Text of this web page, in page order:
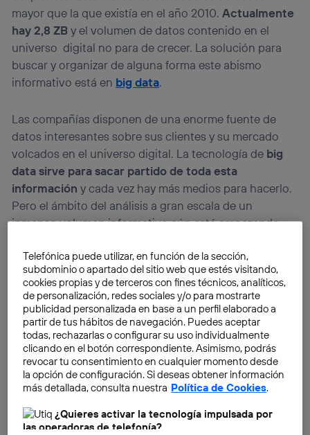
mayor que la que existía en el año 2010.Actualmente
hay 2,8 ZBy el volumen de datos contenido en el
universo digital no para de crecer. La solución para
buscar y organizar de alguna forma este abismo
informativo está en big data.
Las compañías disponen de una enorme fuente de
datos interesantes sobre sus clientes y su mercado
volcados en el universo digital. La tecnología de big
data sirve para sacar partido de toda esta
información y cada vez hay más medios para hacerlo.
Pero el ámbito del análisis a gran escala de un
inmenso volumen informativo aún está empezando.
Universe, Big Data, Bigger Digital Shadows and
Biggest Growth in the Far East’ (Big data, sombras
digitales mayores y mayor crecimiento en el lejano
Este), patrocinado por EMC, queúnicamente está
siendo analizado un 0,5% del total disponible.
Telefónica puede utilizar, en función de la sección,
subdominio o apartado del sitio web que estés visitando,
cookies propias y de terceros con fines técnicos, analíticos,
de personalización, redes sociales y/o para mostrarte
publicidad personalizada en base a un perfil elaborado a
partir de tus hábitos de navegación. Puedes aceptar
todas, rechazarlas o configurar su uso individualmente
clicando en el botón correspondiente. Asimismo, podrás
revocar tu consentimiento en cualquier momento desde
la opción de configuración. Si deseas obtener información
más detallada, consulta nuestra Política de Cookies.
¿Quieres activar la tecnología impulsada por
las operadoras de telefonía?